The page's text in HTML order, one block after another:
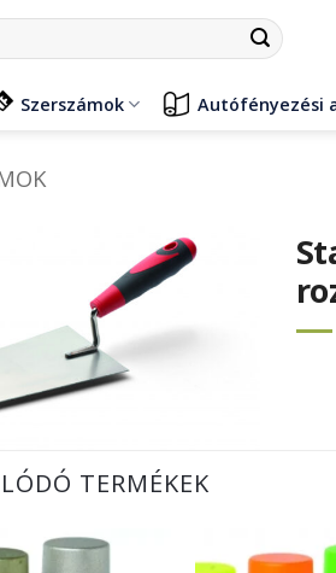
Szerszámok Autófényezési
TERMÉKEK